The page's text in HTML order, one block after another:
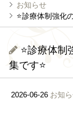
美容治療メニュー
シミ
老人性色素斑
肝斑
治療法別
ボトックス
医療脱毛
お知らせ
⭐️診療体制強化
⭐️診療体制
集です⭐️
2026-06-26 お知